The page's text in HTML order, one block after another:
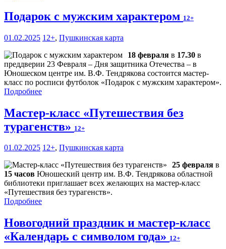
Подарок с мужским характером 12+
01.02.2025 12+, Пушкинская карта
18 февраля в 17.30 в
преддверии 23 Февраля – Дня защитника Отечества – в
Юношеском центре им. В.Ф. Тендрякова состоится мастер-
класс по росписи футболок «Подарок с мужским характером».
Подробнее
Мастер-класс «Путешествия без
турагенств» 12+
01.02.2025 12+, Пушкинская карта
25 февраля в
15 часов Юношеский центр им. В.Ф. Тендрякова областной
библиотеки приглашает всех желающих на мастер-класс
«Путешествия без турагенств».
Подробнее
Новогодний праздник и мастер-класс
«Календарь с символом года» 12+